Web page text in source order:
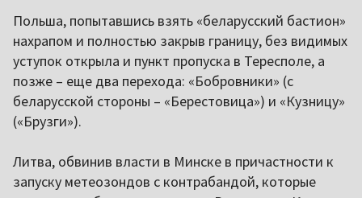
Польша, попытавшись взять «беларусский бастион»
нахрапом и полностью закрыв границу, без видимых
уступок открыла и пункт пропуска в Тересполе, а
позже – еще два перехода: «Бобровники» (с
беларусской стороны – «Берестовица») и «Кузницу»
(«Брузги»).
Литва, обвинив власти в Минске в причастности к
запуску метеозондов с контрабандой, которые